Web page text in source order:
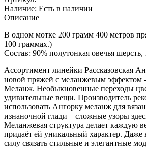
Наличие: Есть в наличии
Описание
В одном мотке 200 грамм 400 метров
100 граммах.)
Состав: 90% полутонкая овечья
Ассортимент линейки Рассказовская
новой пряжей с меланжевым эффектом
Меланж. Необыкновенные переходы
удивительные вещи. Производитель
использовать Ангорку меланж для
изнаночной глади – сложные узоры
Меланжевая структура делает каждую
придаёт ей уникальный характер. Даже
силу связать стильные и элегантные